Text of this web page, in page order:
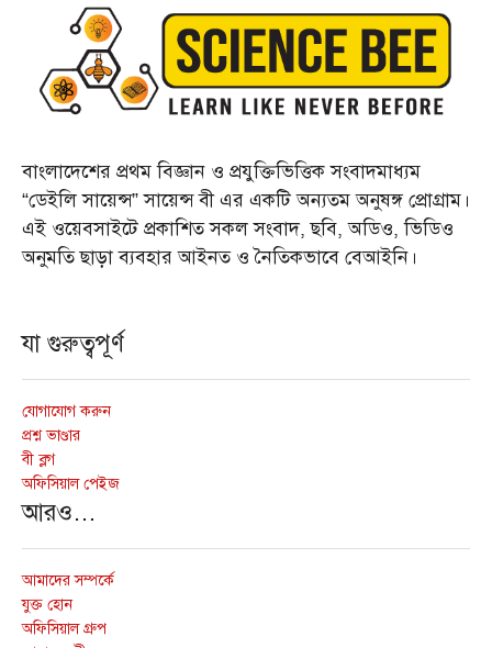
বাংলাদেশের প্রথম বিজ্ঞান ও প্রযুক্তিভিত্তিক সংবাদমাধ্যম
“ডেইলি সায়েন্স” সায়েন্স বী এর একটি অন্যতম অনুষঙ্গ প্রোগ্রাম।
এই ওয়েবসাইটে প্রকাশিত সকল সংবাদ, ছবি, অডিও, ভিডিও
অনুমতি ছাড়া ব্যবহার আইনত ও নৈতিকভাবে বেআইনি।
যা গুরুত্বপূর্ণ
যোগাযোগ করুন
প্রশ্ন ভাণ্ডার
বী ব্লগ
অফিসিয়াল পেইজ
আরও…
আমাদের সম্পর্কে
যুক্ত হোন
অফিসিয়াল গ্রুপ